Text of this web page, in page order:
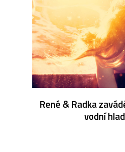
René & Radka
vodní